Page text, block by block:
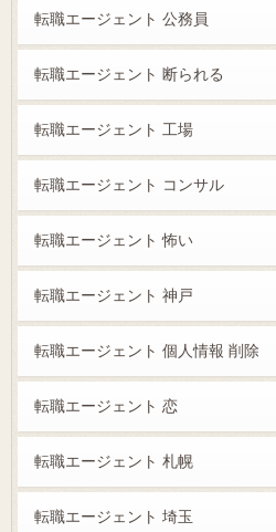
転職エージェント 公務員
転職エージェント 断られる
転職エージェント 工場
転職エージェント コンサル
転職エージェント 怖い
転職エージェント 神戸
転職エージェント 個人情報 削除
転職エージェント 恋
転職エージェント 札幌
転職エージェント 埼玉